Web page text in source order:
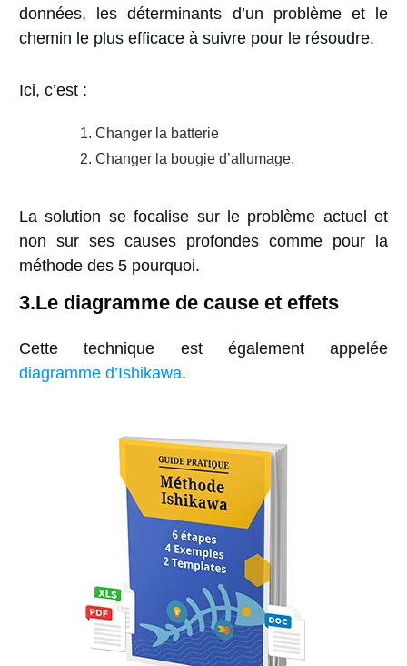
données, les déterminants d’un problème et le
chemin le plus efficace à suivre pour le résoudre.
Ici, c’est :
Changer la batterie
Changer la bougie d’allumage.
La solution se focalise sur le problème actuel et
non sur ses causes profondes comme pour la
méthode des 5 pourquoi.
3.Le diagramme de cause et effets
Cette technique est également appelée
diagramme d’Ishikawa.